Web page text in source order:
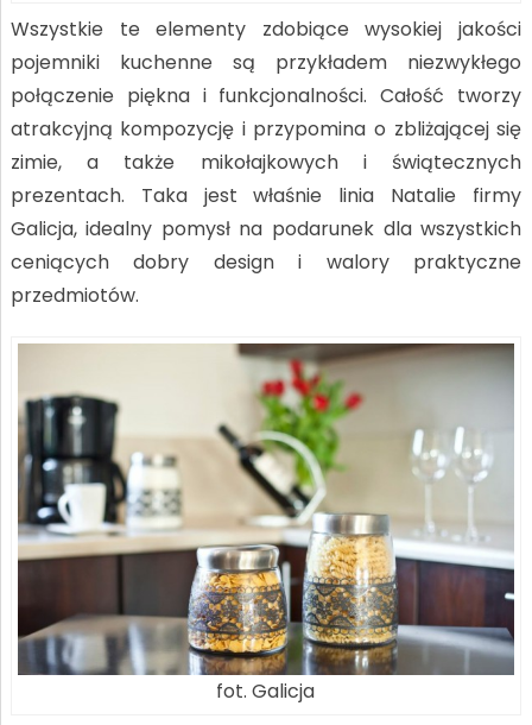
Wszystkie te elementy zdobiące wysokiej jakości
pojemniki kuchenne są przykładem niezwykłego
połączenie piękna i funkcjonalności. Całość tworzy
atrakcyjną kompozycję i przypomina o zbliżającej się
zimie, a także mikołajkowych i świątecznych
prezentach. Taka jest właśnie linia Natalie firmy
Galicja, idealny pomysł na podarunek dla wszystkich
ceniących dobry design i walory praktyczne
przedmiotów.
fot. Galicja